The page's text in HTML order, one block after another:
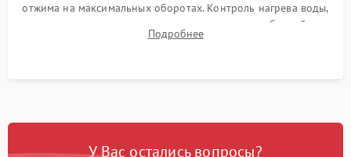
отжима на максимальных оборотах. Контроль нагрева воды,
корректности слива, отсутствия излишних вибраций,
посторонних стуков и протечек под корпусом.
Подробнее
У Вас остались вопросы?